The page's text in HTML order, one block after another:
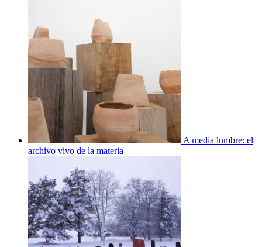
A media lumbre: el
archivo vivo de la materia